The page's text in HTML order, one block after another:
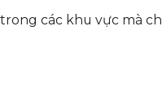
các khu vực mà